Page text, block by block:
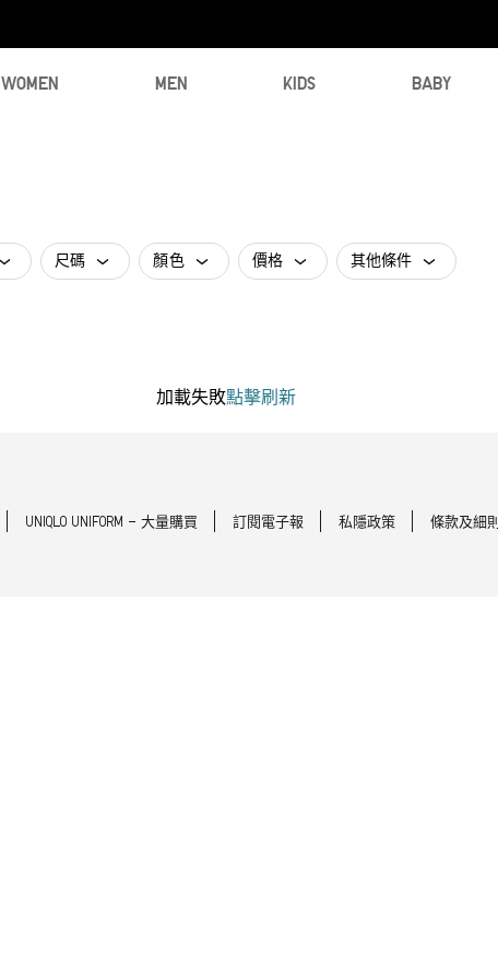
WOMEN MEN KIDS BABY
尺碼 顏色 價格 其他條件
加載失敗點擊刷新
UNIQLO UNIFORM - 大量購買 訂閱電子報 私隱政策 條款及細則